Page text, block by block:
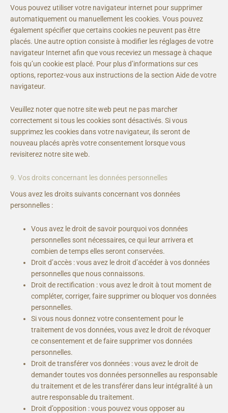
Vous pouvez utiliser votre navigateur internet pour supprimer
automatiquement ou manuellement les cookies. Vous pouvez
également spécifier que certains cookies ne peuvent pas être
placés. Une autre option consiste à modifier les réglages de votre
navigateur Internet afin que vous receviez un message à chaque
fois qu’un cookie est placé. Pour plus d’informations sur ces
options, reportez-vous aux instructions de la section Aide de votre
navigateur.
Veuillez noter que notre site web peut ne pas marcher
correctement si tous les cookies sont désactivés. Si vous
supprimez les cookies dans votre navigateur, ils seront de
nouveau placés après votre consentement lorsque vous
revisiterez notre site web.
9. Vos droits concernant les données personnelles
Vous avez les droits suivants concernant vos données
personnelles :
Vous avez le droit de savoir pourquoi vos données
personnelles sont nécessaires, ce qui leur arrivera et
combien de temps elles seront conservées.
Droit d’accès : vous avez le droit d’accéder à vos données
personnelles que nous connaissons.
Droit de rectification : vous avez le droit à tout moment de
compléter, corriger, faire supprimer ou bloquer vos données
personnelles.
Si vous nous donnez votre consentement pour le
traitement de vos données, vous avez le droit de révoquer
ce consentement et de faire supprimer vos données
personnelles.
Droit de transférer vos données : vous avez le droit de
demander toutes vos données personnelles au responsable
du traitement et de les transférer dans leur intégralité à un
autre responsable du traitement.
Droit d’opposition : vous pouvez vous opposer au